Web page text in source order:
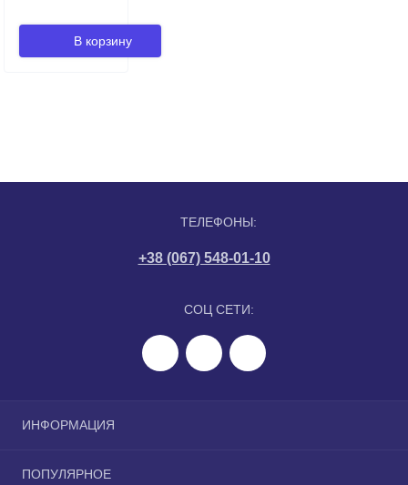
В корзину
ТЕЛЕФОНЫ:
+38 (067) 548-01-10
СОЦ СЕТИ:
ИНФОРМАЦИЯ
ПОПУЛЯРНОЕ